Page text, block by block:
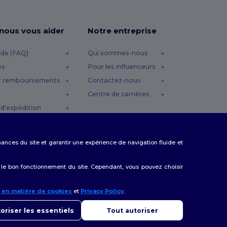
vous aider
(FAQ)
remboursements
Notre entreprise
Qui sommes-nous
Pour les influenceurs
Contactez-nous
Centre de carrières
du site et garantir une expérience de navigation fluide et
bon fonctionnement du site. Cependant, vous pouvez choisir
matière de cookies et Privacy Policy.
les essentiels Tout autoriser
avez des questions ou des préoccupations, vous pouvez nous
à tout moment. Notre chatbot est là pour vous aider.